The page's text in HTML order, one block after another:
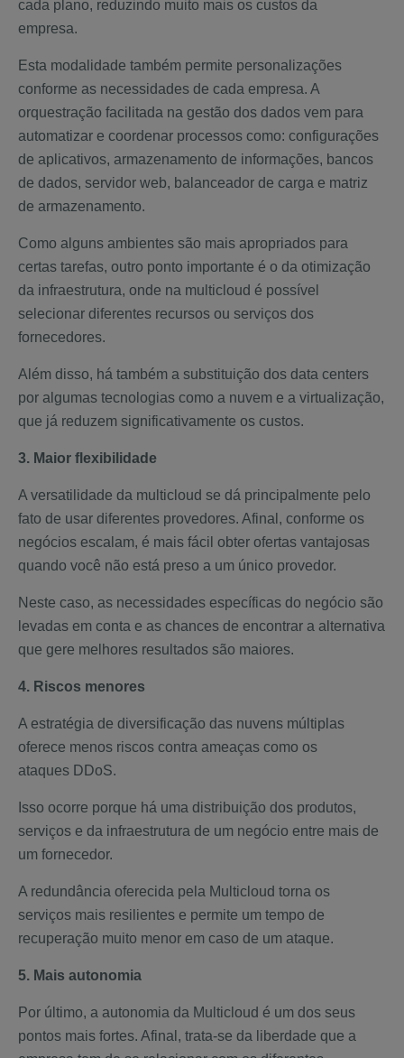
cada plano, reduzindo muito mais os custos da
empresa.
Esta modalidade também permite personalizações
conforme as necessidades de cada empresa. A
orquestração facilitada na gestão dos dados vem para
automatizar e coordenar processos como: configurações
de aplicativos, armazenamento de informações, bancos
de dados, servidor web, balanceador de carga e matriz
de armazenamento.
Como alguns ambientes são mais apropriados para
certas tarefas, outro ponto importante é o da otimização
da infraestrutura, onde na multicloud é possível
selecionar diferentes recursos ou serviços dos
fornecedores.
Além disso, há também a substituição dos data centers
por algumas tecnologias como a nuvem e a virtualização,
que já reduzem significativamente os custos.
3. Maior flexibilidade
A versatilidade da multicloud se dá principalmente pelo
fato de usar diferentes provedores. Afinal, conforme os
negócios escalam, é mais fácil obter ofertas vantajosas
quando você não está preso a um único provedor.
Neste caso, as necessidades específicas do negócio são
levadas em conta e as chances de encontrar a alternativa
que gere melhores resultados são maiores.
4. Riscos menores
A estratégia de diversificação das nuvens múltiplas
oferece menos riscos contra ameaças como os
ataques DDoS.
Isso ocorre porque há uma distribuição dos produtos,
serviços e da infraestrutura de um negócio entre mais de
um fornecedor.
A redundância oferecida pela Multicloud torna os
serviços mais resilientes e permite um tempo de
recuperação muito menor em caso de um ataque.
5. Mais autonomia
Por último, a autonomia da Multicloud é um dos seus
pontos mais fortes. Afinal, trata-se da liberdade que a